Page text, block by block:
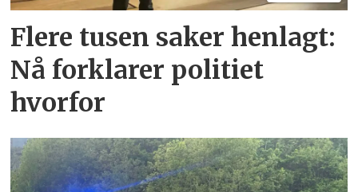
Flere tusen saker henlagt:
Nå forklarer politiet
hvorfor